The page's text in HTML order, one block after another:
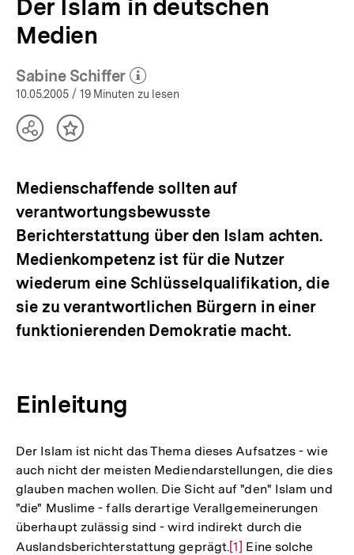
Der Islam in deutschen
Medien
Sabine Schiffer
(Mehr zum Autor)
öffnen
10.05.2005 / 19 Minuten zu lesen
TeilenInhalt
Medienschaffende sollten auf
verantwortungsbewusste
Berichterstattung über den Islam achten.
Medienkompetenz ist für die Nutzer
wiederum eine Schlüsselqualifikation, die
sie zu verantwortlichen Bürgern in einer
funktionierenden Demokratie macht.
Einleitung
Der Islam ist nicht das Thema dieses Aufsatzes - wie
auch nicht der meisten Mediendarstellungen, die dies
glauben machen wollen. Die Sicht auf "den" Islam und
"die" Muslime - falls derartige Verallgemeinerungen
überhaupt zulässig sind - wird indirekt durch die
Auslandsberichterstattung geprägt.Zur
[1] Eine solche